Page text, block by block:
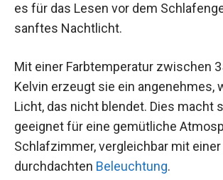
es für das Lesen vor dem
sanftes Nachtlicht.
Mit einer Farbtemperatur zwischen
Kelvin erzeugt sie ein angenehmes,
Licht, das nicht blendet. Dies macht
geeignet für eine gemütliche
Schlafzimmer, vergleichbar mit
durchdachten Beleuchtung.